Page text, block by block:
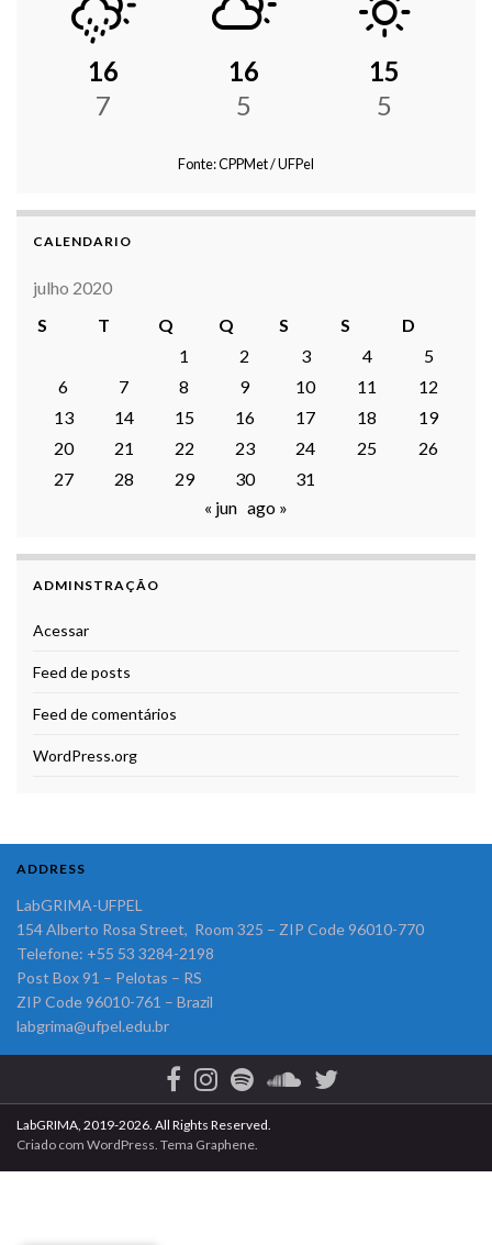
16
7
16
5
15
5
Fonte: CPPMet / UFPel
CALENDARIO
julho 2020
S
T Q Q S S
D
1
2 3 4
5
6
7 8 9 10 11
12
13
14 15 16 17 18
19
20
21 22 23 24 25
26
27
28 29 30
31
« jun ago »
ADMINSTRAÇÃO
Acessar
Feed de posts
Feed de comentários
WordPress.org
ADDRESS
LabGRIMA-UFPEL
154 Alberto Rosa Street, Room 325 – ZIP Code 96010-770
Telefone: +55 53 3284-2198
Post Box 91 – Pelotas – RS
ZIP Code 96010-761 – Brazil
labgrima@ufpel.edu.br
LabGRIMA, 2019-2026. All Rights Reserved.
Criado com WordPress . Tema Graphene